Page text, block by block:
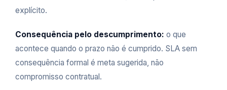
explícito.
Consequência pelo descumprimento: o que
acontece quando o prazo não é cumprido. SLA sem
consequência formal é meta sugerida, não
compromisso contratual.